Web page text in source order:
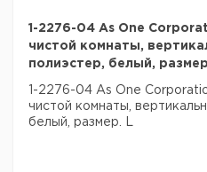
1-2276-04 As One
чистой комнаты,
полиэстер, белый,
1-2276-04 As One
чистой комнаты,
белый, размер. L